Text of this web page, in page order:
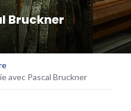
Bruckner
avec Pascal Bruckner